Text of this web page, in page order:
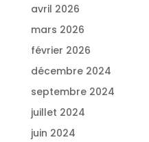
avril 2026
mars 2026
février 2026
décembre 2024
septembre 2024
juillet 2024
juin 2024